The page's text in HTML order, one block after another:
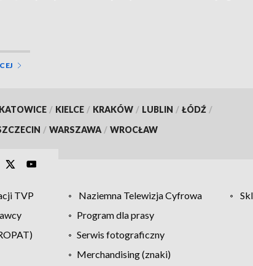
KATOWICE / KIELCE / KRAKÓW / LUBLIN / ŁÓDŹ /
/ WARSZAWA / WROCŁAW
TVP Naziemna Telewizja Cyfrowa
Program dla prasy
Serwis fotograficzny
Merchandising (znaki)